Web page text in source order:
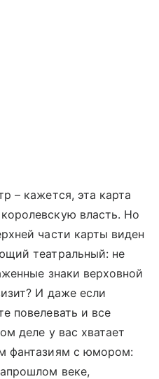
– кажется, эта карта
власть. Но
части карты виден
театральный: не
знаки верховной
И даже если
повелевать и все
деле у вас хватает
фантазиям с юмором:
веке,